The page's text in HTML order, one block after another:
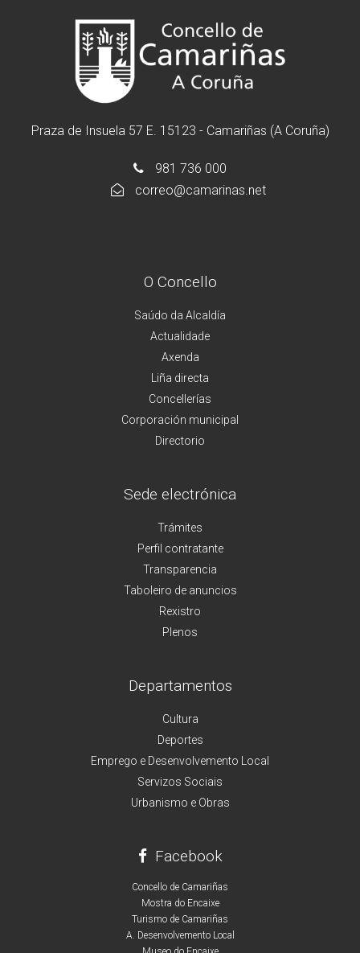
Praza de Insuela 57 E. 15123 - Camariñas (A Coruña)
981 736 000
correo@camarinas.net
O Concello
Saúdo da Alcaldía
Actualidade
Axenda
Liña directa
Concellerías
Corporación municipal
Directorio
Sede electrónica
Trámites
Perfil contratante
Transparencia
Taboleiro de anuncios
Rexistro
Plenos
Departamentos
Cultura
Deportes
Emprego e Desenvolvemento Local
Servizos Sociais
Urbanismo e Obras
Facebook
Concello de Camariñas
Mostra do Encaixe
Turismo de Camariñas
A. Desenvolvemento Local